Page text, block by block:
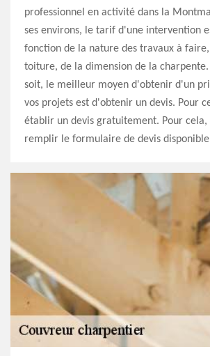
professionnel en activité dans la
ses environs, le tarif d'une intervention
fonction de la nature des travaux à
toiture, de la dimension de la
soit, le meilleur moyen d'obtenir d'un
vos projets est d'obtenir un devis. Pour
établir un devis gratuitement. Pour cela,
remplir le formulaire de devis disponible